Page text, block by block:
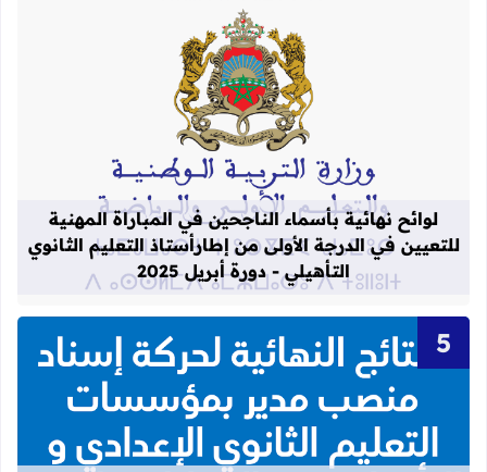
قراءة المزيد عن لوائح نهائية بأسماء
لوائح نهائية بأسماء الناجحين في المباراة المهنية
للتعيين في الدرجة الأولى من إطارأستاذ التعليم الثانوي
التأهيلي - دورة أبريل 2025
قراءة المزيد عن النتائج النهائية